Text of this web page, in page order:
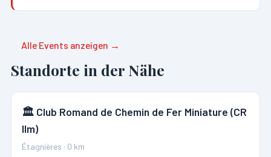
Alle Events anzeigen →
Standorte in der Nähe
🏛️ Club Romand de Chemin de Fer Miniature (CR
IIm)
Étagnières · 0 km